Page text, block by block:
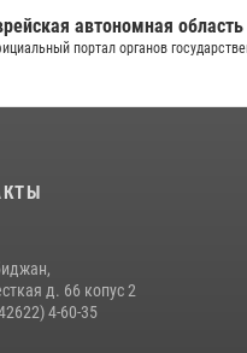
автономная область
портал органов
д. 66 копус 2
4-60-35